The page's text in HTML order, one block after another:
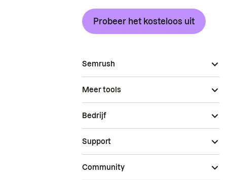
Probeer het kosteloos uit
Semrush
Meer tools
Bedrijf
Support
Community